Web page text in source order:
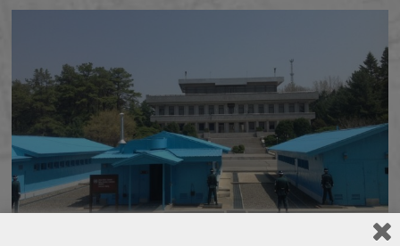
Po dwóch stronach świata. Strefa zdemilitaryzowana Korea